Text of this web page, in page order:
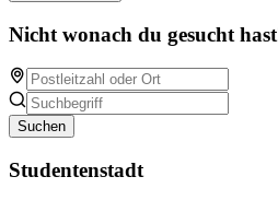
Nicht wonach du gesucht
Suchen
Studentenstadt